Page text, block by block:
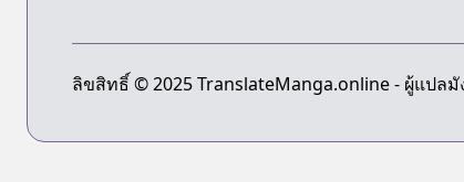
ลิขสิทธิ์ © 2025 TranslateManga.online - ผู้แป